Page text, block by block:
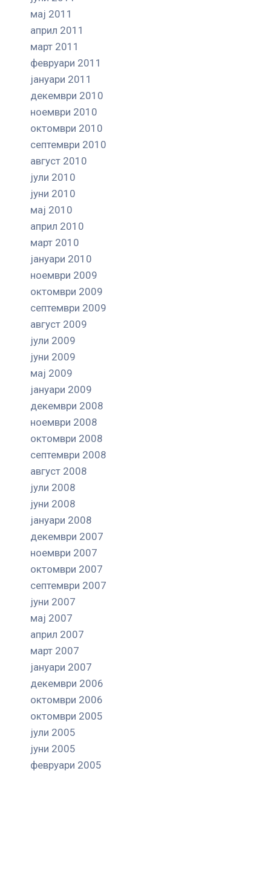
мај 2011
април 2011
март 2011
февруари 2011
јануари 2011
декември 2010
ноември 2010
октомври 2010
септември 2010
август 2010
јули 2010
јуни 2010
мај 2010
април 2010
март 2010
јануари 2010
ноември 2009
октомври 2009
септември 2009
август 2009
јули 2009
јуни 2009
мај 2009
јануари 2009
декември 2008
ноември 2008
октомври 2008
септември 2008
август 2008
јули 2008
јуни 2008
јануари 2008
декември 2007
ноември 2007
октомври 2007
септември 2007
јуни 2007
мај 2007
април 2007
март 2007
јануари 2007
декември 2006
октомври 2006
октомври 2005
јули 2005
јуни 2005
февруари 2005